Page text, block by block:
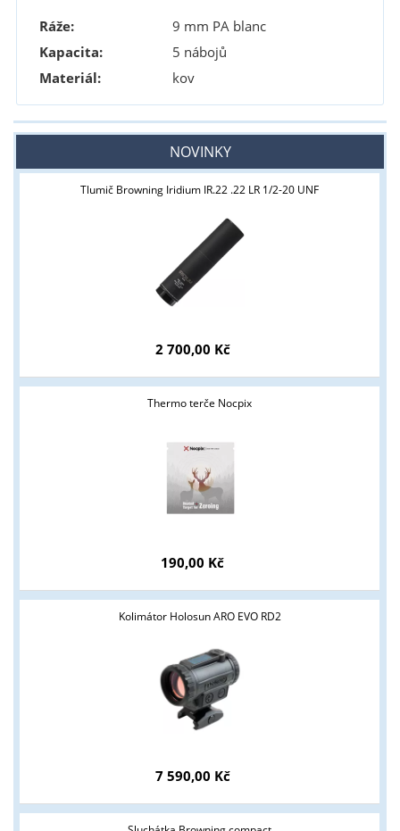
Ráže:
9 mm PA blanc
Kapacita:
5 nábojů
Materiál:
kov
NOVINKY
Tlumič Browning Iridium IR.22 .22 LR 1/2-20 UNF
2 700,00 Kč
Thermo terče Nocpix
190,00 Kč
Kolimátor Holosun ARO EVO RD2
7 590,00 Kč